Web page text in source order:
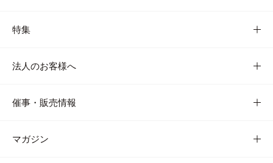
特集
法人のお客様へ
催事・販売情報
マガジン